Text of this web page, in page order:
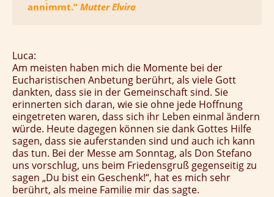
annimmt.“ Mutter Elvira
Luca:
Am meisten haben mich die Momente bei der
Eucharistischen Anbetung berührt, als viele Gott
dankten, dass sie in der Gemeinschaft sind. Sie
erinnerten sich daran, wie sie ohne jede Hoffnung
eingetreten waren, dass sich ihr Leben einmal ändern
würde. Heute dagegen können sie dank Gottes Hilfe
sagen, dass sie auferstanden sind und auch ich kann
das tun. Bei der Messe am Sonntag, als Don Stefano
uns vorschlug, uns beim Friedensgruß gegenseitig zu
sagen „Du bist ein Geschenk!“, hat es mich sehr
berührt, als meine Familie mir das sagte.